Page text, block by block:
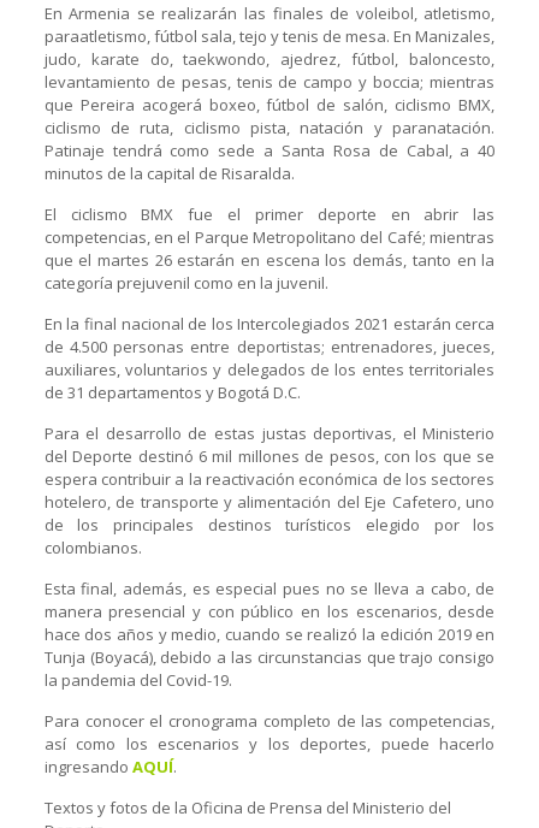
En Armenia se realizarán las finales de voleibol, atletismo,
paraatletismo, fútbol sala, tejo y tenis de mesa. En Manizales,
judo, karate do, taekwondo, ajedrez, fútbol, baloncesto,
levantamiento de pesas, tenis de campo y boccia; mientras
que Pereira acogerá boxeo, fútbol de salón, ciclismo BMX,
ciclismo de ruta, ciclismo pista, natación y paranatación.
Patinaje tendrá como sede a Santa Rosa de Cabal, a 40
minutos de la capital de Risaralda.
El ciclismo BMX fue el primer deporte en abrir las
competencias, en el Parque Metropolitano del Café; mientras
que el martes 26 estarán en escena los demás, tanto en la
categoría prejuvenil como en la juvenil.
En la final nacional de los Intercolegiados 2021 estarán cerca
de 4.500 personas entre deportistas; entrenadores, jueces,
auxiliares, voluntarios y delegados de los entes territoriales
de 31 departamentos y Bogotá D.C.
Para el desarrollo de estas justas deportivas, el Ministerio
del Deporte destinó 6 mil millones de pesos, con los que se
espera contribuir a la reactivación económica de los sectores
hotelero, de transporte y alimentación del Eje Cafetero, uno
de los principales destinos turísticos elegido por los
colombianos.
Esta final, además, es especial pues no se lleva a cabo, de
manera presencial y con público en los escenarios, desde
hace dos años y medio, cuando se realizó la edición 2019 en
Tunja (Boyacá), debido a las circunstancias que trajo consigo
la pandemia del Covid-19.
Para conocer el cronograma completo de las competencias,
así como los escenarios y los deportes, puede hacerlo
ingresando AQUÍ.
Textos y fotos de la Oficina de Prensa del Ministerio del